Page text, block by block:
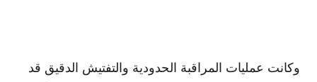
وكانت عمليات المراقبة الحدودية والتفتيش الدقيق قد